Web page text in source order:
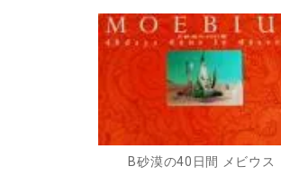
B砂漠の40日間 メビウス